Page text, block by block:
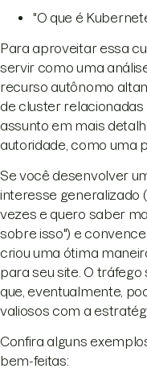
"O que é
Para aproveitar essa
servir como uma
recurso autônomo
de cluster
assunto em mais
autoridade, como uma
Se você desenvolver
interesse generalizado
vezes e quero saber
sobre isso") e
criou uma ótima
para seu site. O
que, eventualmente,
valiosos com a
Confira alguns
bem-feitas: